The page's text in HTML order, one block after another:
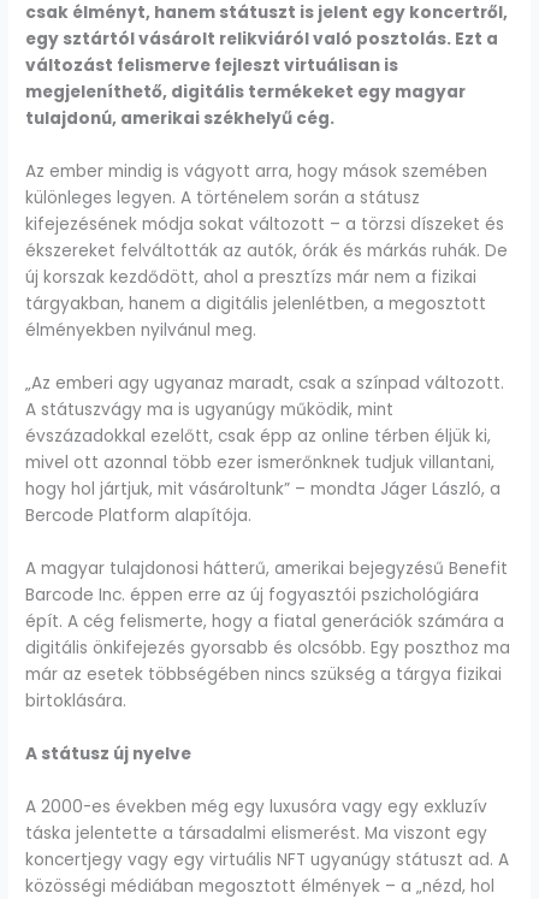
csak élményt, hanem státuszt is jelent egy koncertről,
egy sztártól vásárolt relikviáról való posztolás. Ezt a
változást felismerve fejleszt virtuálisan is
megjeleníthető, digitális termékeket egy magyar
tulajdonú, amerikai székhelyű cég.
Az ember mindig is vágyott arra, hogy mások szemében
különleges legyen. A történelem során a státusz
kifejezésének módja sokat változott – a törzsi díszeket és
ékszereket felváltották az autók, órák és márkás ruhák. De
új korszak kezdődött, ahol a presztízs már nem a fizikai
tárgyakban, hanem a digitális jelenlétben, a megosztott
élményekben nyilvánul meg.
„Az emberi agy ugyanaz maradt, csak a színpad változott.
A státuszvágy ma is ugyanúgy működik, mint
évszázadokkal ezelőtt, csak épp az online térben éljük ki,
mivel ott azonnal több ezer ismerőnknek tudjuk villantani,
hogy hol jártjuk, mit vásároltunk” – mondta Jáger László, a
Bercode Platform alapítója.
A magyar tulajdonosi hátterű, amerikai bejegyzésű Benefit
Barcode Inc. éppen erre az új fogyasztói pszichológiára
épít. A cég felismerte, hogy a fiatal generációk számára a
digitális önkifejezés gyorsabb és olcsóbb. Egy poszthoz ma
már az esetek többségében nincs szükség a tárgya fizikai
birtoklására.
A státusz új nyelve
A 2000-es években még egy luxusóra vagy egy exkluzív
táska jelentette a társadalmi elismerést. Ma viszont egy
koncertjegy vagy egy virtuális NFT ugyanúgy státuszt ad. A
közösségi médiában megosztott élmények – a „nézd, hol